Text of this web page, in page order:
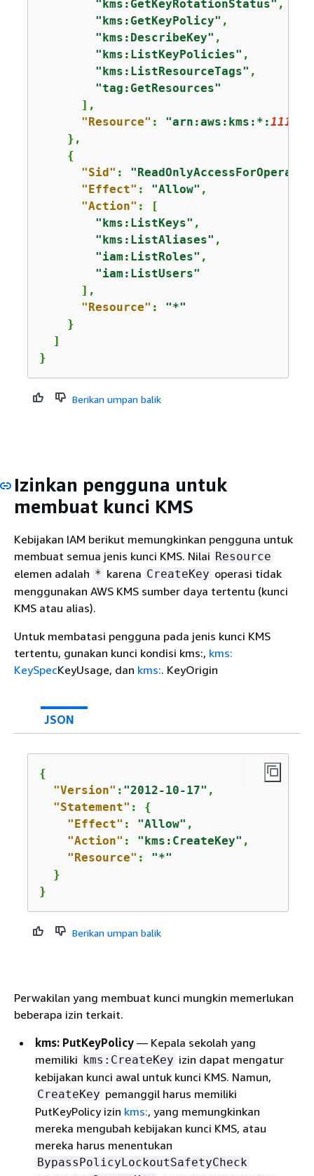
"kms:GetKeyRotationStatus" ,
"kms:GetKeyPolicy" ,
"kms:DescribeKey" ,
"kms:ListKeyPolicies" ,
"kms:ListResourceTags" ,
"tag:GetResources"
      ],
"Resource" : "arn:aws:kms:*:
    },
{
"Sid" :
"Effect" : "Allow" ,
"Action" : [
"kms:ListKeys" ,
"kms:ListAliases" ,
"iam:ListRoles" ,
"iam:ListUsers"
      ],
"Resource" : "*"
    }
  ]
}
Berikan umpan balik
Izinkan pengguna untuk
membuat kunci KMS
Kebijakan IAM berikut memungkinkan pengguna untuk
membuat semua jenis kunci KMS. Nilai Resource
elemen adalah * karena CreateKey operasi tidak
menggunakan AWS KMS sumber daya tertentu (kunci
KMS atau alias).
Untuk membatasi pengguna pada jenis kunci KMS
tertentu, gunakan kunci kondisi kms:, kms:
KeySpecKeyUsage, dan kms:. KeyOrigin
JSON
{
"Version" : "2012-10-17" ,
"Statement" : {
"Effect" : "Allow" ,
"Action" : "kms:CreateKey" ,
"Resource" : "*"
  }
}
Berikan umpan balik
Perwakilan yang membuat kunci mungkin memerlukan
beberapa izin terkait.
kms: PutKeyPolicy — Kepala sekolah yang
memiliki kms:CreateKey izin dapat mengatur
kebijakan kunci awal untuk kunci KMS. Namun,
CreateKey pemanggil harus memiliki
PutKeyPolicy izin kms:, yang memungkinkan
mereka mengubah kebijakan kunci KMS, atau
mereka harus menentukan
BypassPolicyLockoutSafetyCheck